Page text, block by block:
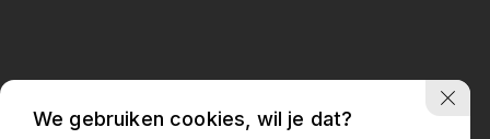
We gebruiken cookies, wil je dat?